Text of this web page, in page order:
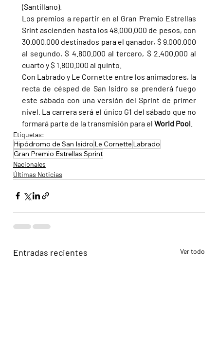
(Santillano).
Los premios a repartir en el Gran Premio Estrellas
Srint ascienden hasta los 48.000.000 de pesos, con
30.000.000 destinados para el ganador, $ 9.000.000
al segundo, $ 4.800.000 al tercero, $ 2.400.000 al
cuarto y $ 1.800.000 al quinto.
Con Labrado y Le Cornette entre los animadores, la
recta de césped de San Isidro se prenderá fuego
este sábado con una versión del Sprint de primer
nivel. La carrera será el único G1 del sábado que no
formará parte de la transmisión para el World Pool
Etiquetas:
Hipódromo de San Isidro Le Cornette Labrado
Gran Premio Estrellas Sprint
Nacionales
Últimas Noticias
Entradas recientes Ver todo